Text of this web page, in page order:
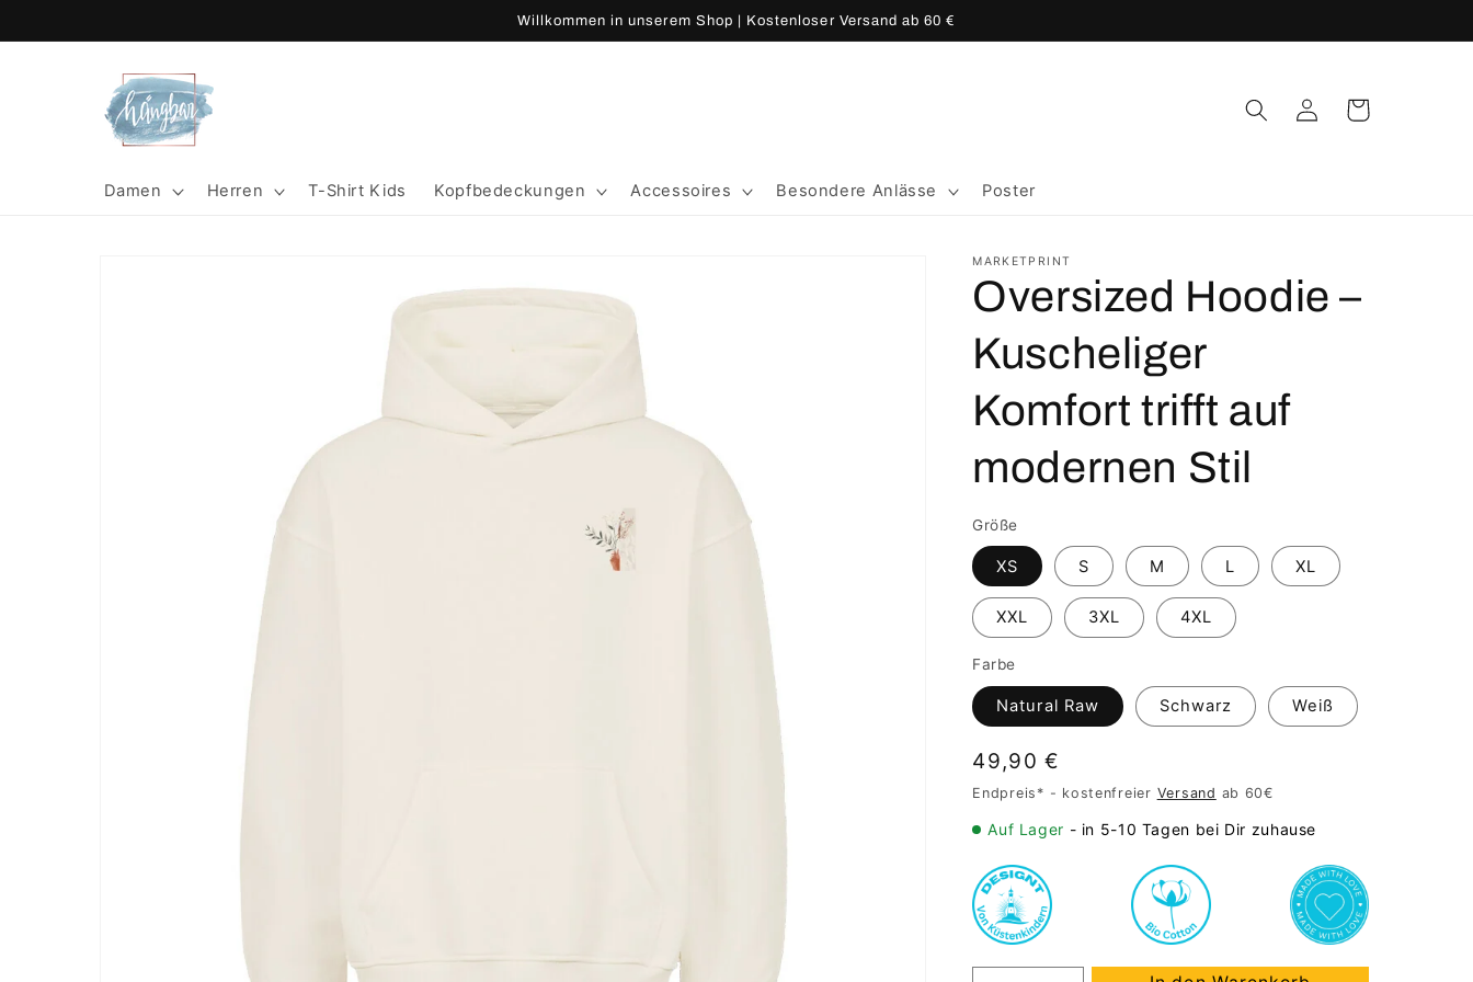
Inhalt
Willkommen in unserem Shop | Kostenloser Versand ab 60 €
Damen Herren T-Shirt Kids Kopfbedeckungen Accessoires Besondere Anlässe Poster
EinloggenWarenkorb
MARKETPRINT
Oversized Hoodie –
Kuscheliger
Komfort trifft auf
modernen Stil
Größe
XS S M L XL
XXL 3XL 4XL
Farbe
Natural Raw Schwarz Weiß
Normaler
Preis
49,90 €
Endpreis* - kostenfreier Versand ab 60€
Auf Lager - in 5-10 Tagen bei Dir zuhause